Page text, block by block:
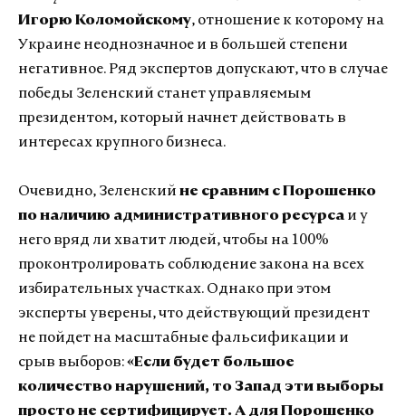
Игорю Коломойскому, отношение к которому на
Украине неоднозначное и в большей степени
негативное. Ряд экспертов допускают, что в случае
победы Зеленский станет управляемым
президентом, который начнет действовать в
интересах крупного бизнеса.
Очевидно, Зеленский не сравним с Порошенко
по наличию административного ресурса и у
него вряд ли хватит людей, чтобы на 100%
проконтролировать соблюдение закона на всех
избирательных участках. Однако при этом
эксперты уверены, что действующий президент
не пойдет на масштабные фальсификации и
срыв выборов:«Если будет большое
количество нарушений, то Запад эти выборы
просто не сертифицирует. А для Порошенко